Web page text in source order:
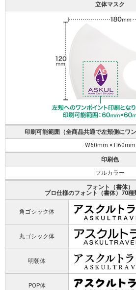
立体マスク
印刷可能範囲（全商品共通で左頬側にワ
W60mm × H60mm
印刷色
フルカラー
フォント（書体）
プロ仕様のフォント（書体）70
角ゴシック体
丸ゴシック体
明朝体
POP体